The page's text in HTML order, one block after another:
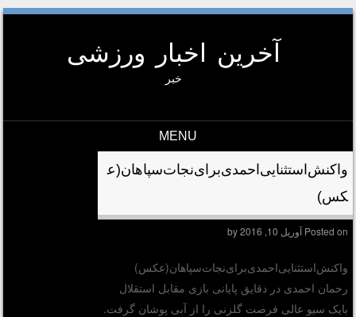
آخرین اخبار ورزشی
خبر
MENU
Skip to
واکنش‌استثنایی‌احمدی‌برای‌نجات‌سپاهان(ع
کس)
Posted onآوریل 10, 2016 by
واکنش‌استثنایی‌احمدی‌برای‌نجات‌سپاهان(عکس)
رحمان احمدی در دقایق پایانی بازی مقابل استقلال
بایک سیو عالی فرصت گلزنی را از آبی پوشان گرفت.